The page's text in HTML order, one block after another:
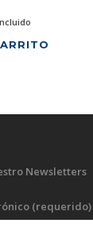
Newsletters
(requerido)